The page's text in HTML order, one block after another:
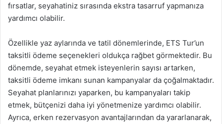
fırsatlar, seyahatiniz sırasında ekstra tasarruf yapmanıza
yardımcı olabilir.
Özellikle yaz aylarında ve tatil dönemlerinde, ETS Tur’un
taksitli ödeme seçenekleri oldukça rağbet görmektedir. Bu
dönemde, seyahat etmek isteyenlerin sayısı artarken,
taksitli ödeme imkanı sunan kampanyalar da çoğalmaktadır.
Seyahat planlarınızı yaparken, bu kampanyaları takip
etmek, bütçenizi daha iyi yönetmenize yardımcı olabilir.
Ayrıca, erken rezervasyon avantajlarından da yararlanarak,